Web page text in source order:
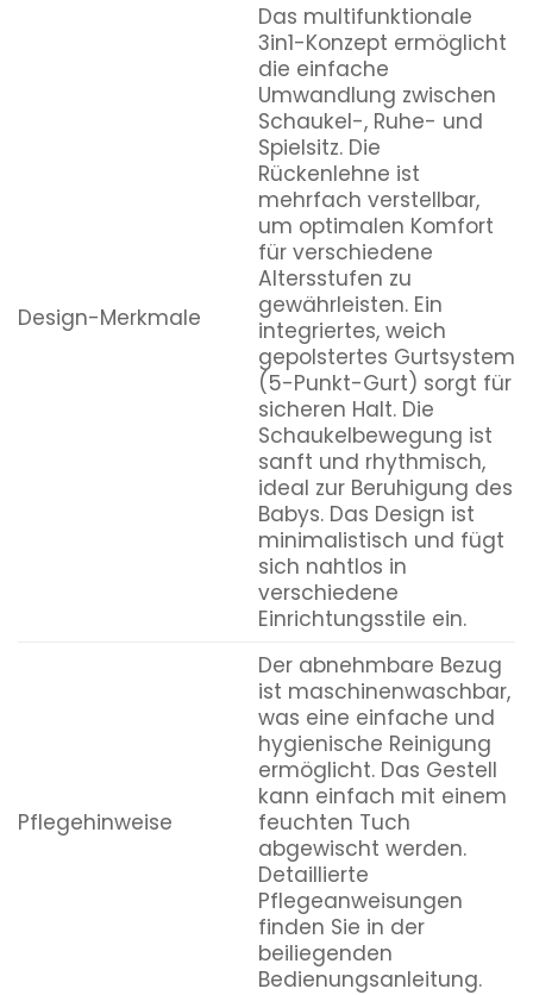
Design-Merkmale
Das multifunktionale
3in1-Konzept ermöglicht
die einfache
Umwandlung zwischen
Schaukel-, Ruhe- und
Spielsitz. Die
Rückenlehne ist
mehrfach verstellbar,
um optimalen Komfort
für verschiedene
Altersstufen zu
gewährleisten. Ein
integriertes, weich
gepolstertes Gurtsystem
(5-Punkt-Gurt) sorgt für
sicheren Halt. Die
Schaukelbewegung ist
sanft und rhythmisch,
ideal zur Beruhigung des
Babys. Das Design ist
minimalistisch und fügt
sich nahtlos in
verschiedene
Einrichtungsstile ein.
Pflegehinweise
Der abnehmbare Bezug
ist maschinenwaschbar,
was eine einfache und
hygienische Reinigung
ermöglicht. Das Gestell
kann einfach mit einem
feuchten Tuch
abgewischt werden.
Detaillierte
Pflegeanweisungen
finden Sie in der
beiliegenden
Bedienungsanleitung.